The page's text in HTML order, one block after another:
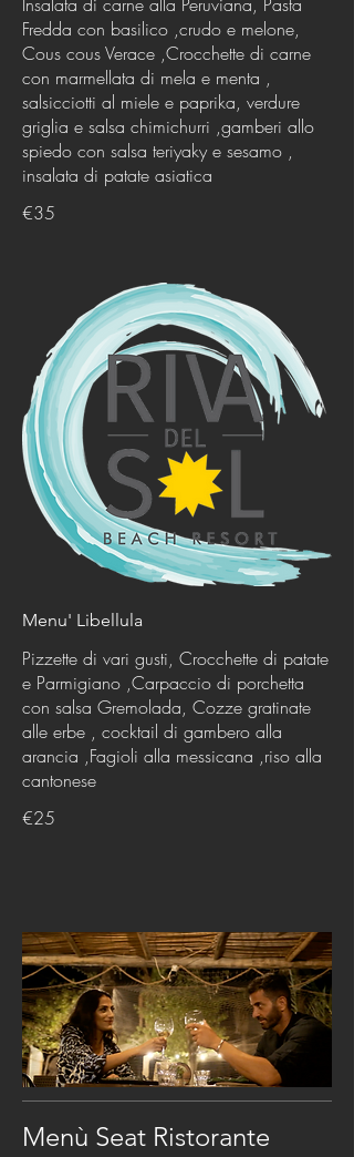
Fredda con basilico ,crudo e melone,
Cous cous Verace ,Crocchette di carne
con marmellata di mela e menta ,
salsicciotti al miele e paprika, verdure
griglia e salsa chimichurri ,gamberi allo
spiedo con salsa teriyaky e sesamo ,
insalata di patate asiatica
€35
Menu' Libellula
Pizzette di vari gusti, Crocchette di patate
e Parmigiano ,Carpaccio di porchetta
con salsa Gremolada, Cozze gratinate
alle erbe , cocktail di gambero alla
arancia ,Fagioli alla messicana ,riso alla
cantonese
€25
Menù Seat Ristorante